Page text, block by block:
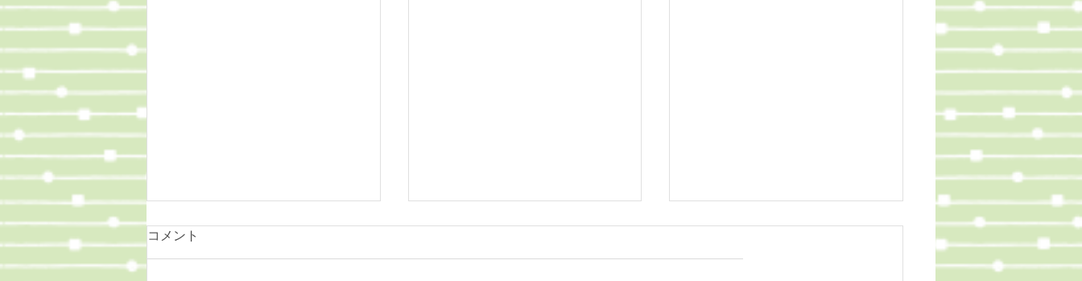
コメント